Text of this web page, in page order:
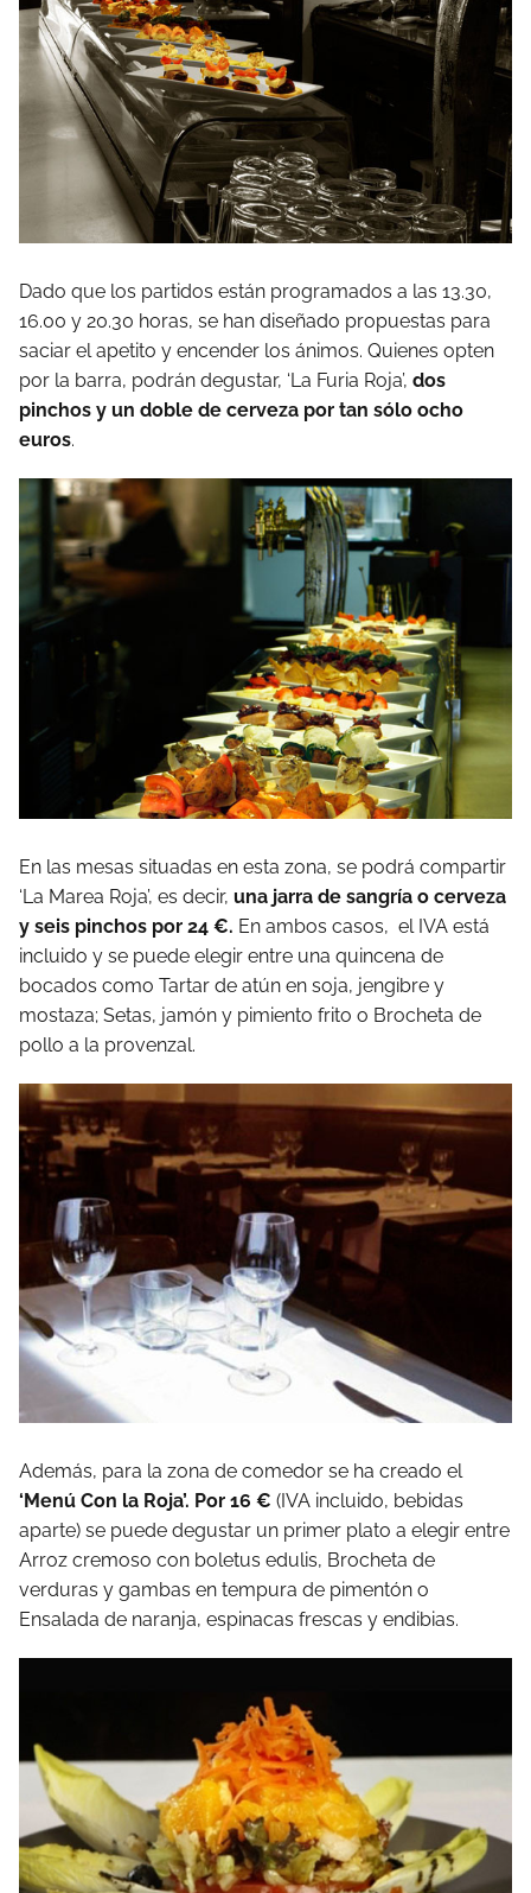
Dado que los partidos están programados a las 13.30,
16.00 y 20.30 horas, se han diseñado propuestas para
saciar el apetito y encender los ánimos. Quienes opten
por la barra, podrán degustar, ‘La Furia Roja’, dos
pinchos y un doble de cerveza por tan sólo ocho
euros.
En las mesas situadas en esta zona, se podrá compartir
‘La Marea Roja’, es decir, una jarra de sangría o cerveza
y seis pinchos por 24 €. En ambos casos, el IVA está
incluido y se puede elegir entre una quincena de
bocados como Tartar de atún en soja, jengibre y
mostaza; Setas, jamón y pimiento frito o Brocheta de
pollo a la provenzal.
Además, para la zona de comedor se ha creado el
‘Menú Con la Roja’. Por 16 € (IVA incluido, bebidas
aparte) se puede degustar un primer plato a elegir entre
Arroz cremoso con boletus edulis, Brocheta de
verduras y gambas en tempura de pimentón o
Ensalada de naranja, espinacas frescas y endibias.